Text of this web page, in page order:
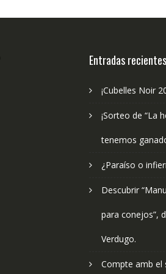
Entradas recientes
¡Cubelles Noir
¡Sorteo de “La
tenemos
¿Paraíso o
Descubrir
para conejos”,
Verdugo.
Compte amb el